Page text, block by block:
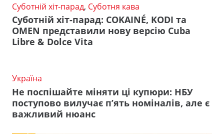
Суботній хіт-парад, Суботня кава
Суботній хіт-парад: COKAINÉ, KODI та
OMEN представили нову версію Cuba
Libre & Dolce Vita
Україна
Не поспішайте міняти ці купюри: НБУ
поступово вилучає п’ять номіналів, але є
важливий нюанс